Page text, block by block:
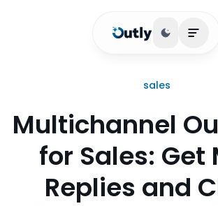
Basculer
sales
Multichannel
for Sales: Get
Replies and